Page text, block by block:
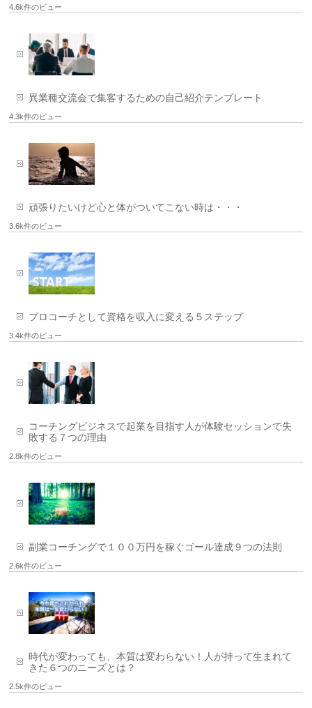
4.6k件のビュー
異業種交流会で集客するための自己紹介テンプレート
4.3k件のビュー
頑張りたいけど心と体がついてこない時は・・・
3.6k件のビュー
プロコーチとして資格を収入に変える５ステップ
3.4k件のビュー
コーチングビジネスで起業を目指す人が体験セッションで失
敗する７つの理由
2.8k件のビュー
副業コーチングで１００万円を稼ぐゴール達成９つの法則
2.6k件のビュー
時代が変わっても、本質は変わらない！人が持って生まれて
きた６つのニーズとは？
2.5k件のビュー